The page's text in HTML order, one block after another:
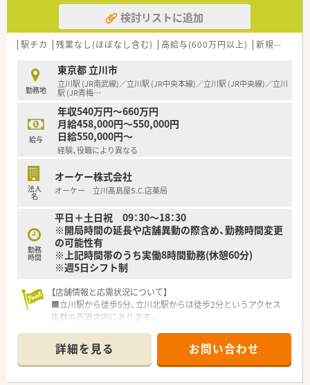
≪こんな薬局です≫
■立川駅より徒歩5分、立川北駅より徒歩2分の好立地！
■2023年11月中旬にオープン予定の新店です。
変便利♪
検討リストに追加
駅チカ 残業なし(ほぼなし含む) 高給与(600万円以上) 新規オープン
勤務地
東京都 立川市
立川駅 (JR南武線)／立川駅 (JR中央本線)／立川駅 (JR中央線)／立川
駅 (JR青梅…
給与
年収540万円～660万円
月給458,000円～550,000円
日給550,000円～
経験、役職により異なる
法人
名
オーケー株式会社
オーケー 立川髙島屋S.C.店薬局
勤務
時間
平日＋土日祝 09：30～18：30
※開局時間の延長や店舗異動の際含め、勤務時間変更
の可能性有
※上記時間帯のうち実働8時間勤務(休憩60分)
※週5日シフト制
【店舗情報と応需状況について】
■立川駅から徒歩5分、立川北駅からは徒歩2分というアクセス
抜群の百貨店内にあります。
る機会がございます。
■処方箋は1日10枚程度で、薬剤師4名と事務員3名でゆとりを持
って業務にあたります。
詳細を見る お問い合わせ